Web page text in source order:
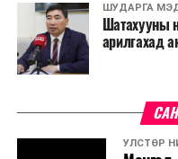
ШУДАРГА
Шатахууны
арилгахад
УЛСТӨР